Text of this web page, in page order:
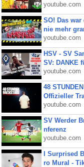
youtube.com
SO! Das war
nie mehr
youtube.com
HSV - SV
SV: DANKE
youtube.com
48
Offizieller
youtube.com
SV Werder
nferenz
youtube.com
I Surprised
ro Mural -